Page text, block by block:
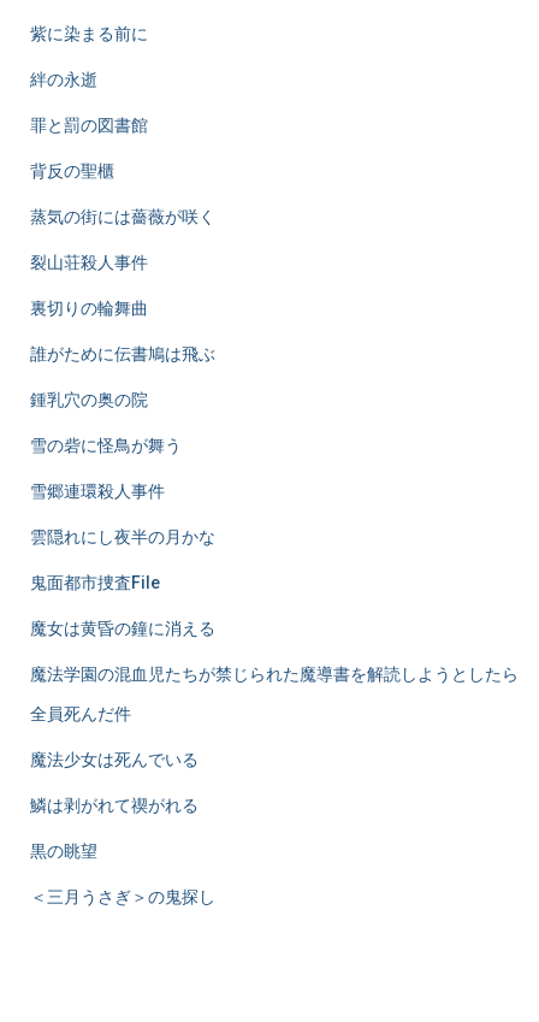
紫に染まる前に
絆の永逝
罪と罰の図書館
背反の聖櫃
蒸気の街には薔薇が咲く
裂山荘殺人事件
裏切りの輪舞曲
誰がために伝書鳩は飛ぶ
鍾乳穴の奥の院
雪の砦に怪鳥が舞う
雪郷連環殺人事件
雲隠れにし夜半の月かな
鬼面都市捜査File
魔女は黄昏の鐘に消える
魔法学園の混血児たちが禁じられた魔導書を解読しようとしたら
全員死んだ件
魔法少女は死んでいる
鱗は剥がれて禊がれる
黒の眺望
＜三月うさぎ＞の鬼探し